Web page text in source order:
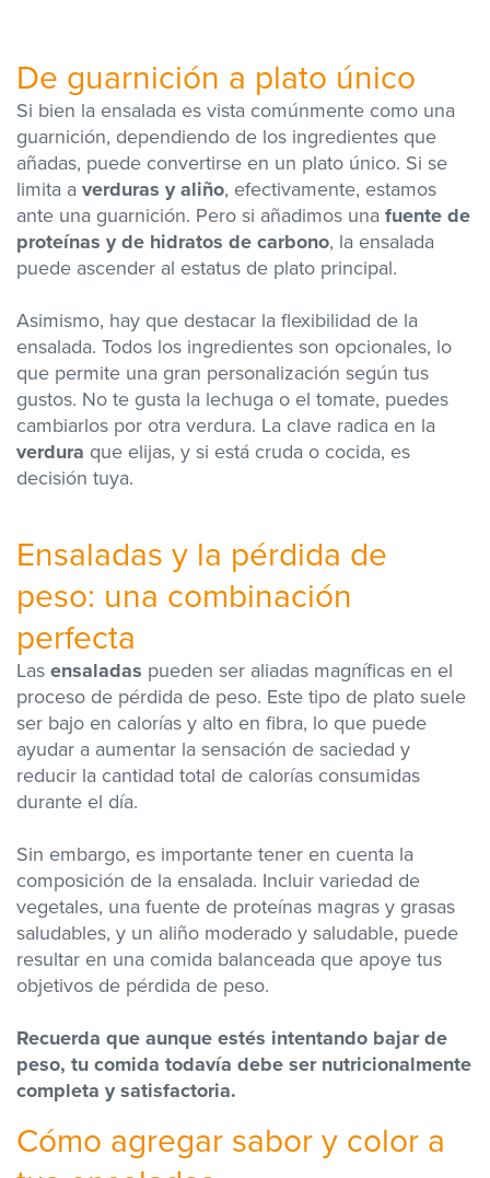
De guarnición a plato único
Si bien la ensalada es vista comúnmente como una
guarnición, dependiendo de los ingredientes que
añadas, puede convertirse en un plato único. Si se
limita a verduras y aliño, efectivamente, estamos
ante una guarnición. Pero si añadimos una fuente de
proteínas y de hidratos de carbono, la ensalada
puede ascender al estatus de plato principal.
Asimismo, hay que destacar la flexibilidad de la
ensalada. Todos los ingredientes son opcionales, lo
que permite una gran personalización según tus
gustos. No te gusta la lechuga o el tomate, puedes
cambiarlos por otra verdura. La clave radica en la
verdura que elijas, y si está cruda o cocida, es
decisión tuya.
Ensaladas y la pérdida de
peso: una combinación
perfecta
Las ensaladas pueden ser aliadas magníficas en el
proceso de pérdida de peso. Este tipo de plato suele
ser bajo en calorías y alto en fibra, lo que puede
ayudar a aumentar la sensación de saciedad y
reducir la cantidad total de calorías consumidas
durante el día.
Sin embargo, es importante tener en cuenta la
composición de la ensalada. Incluir variedad de
vegetales, una fuente de proteínas magras y grasas
saludables, y un aliño moderado y saludable, puede
resultar en una comida balanceada que apoye tus
objetivos de pérdida de peso.
Recuerda que aunque estés intentando bajar de
peso, tu comida todavía debe ser nutricionalmente
completa y satisfactoria.
Cómo agregar sabor y color a